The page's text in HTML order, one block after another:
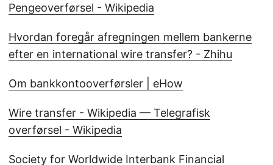
Pengeoverførsel - Wikipedia
Hvordan foregår afregningen mellem bankerne
efter en international wire transfer? - Zhihu
Om bankkontooverførsler | eHow
Wire transfer - Wikipedia — Telegrafisk
overførsel - Wikipedia
Society for Worldwide Interbank Financial